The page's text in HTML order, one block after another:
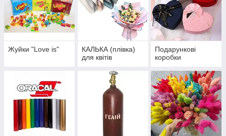
Жуйки "Love is"
КАЛЬКА (плівка)
для квітів
Подарункові
коробки